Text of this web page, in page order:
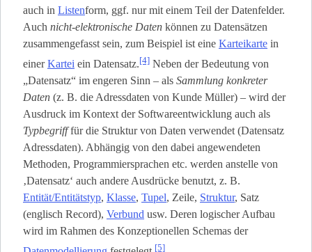
auch in Listen­form, ggf. nur mit einem Teil der Datenfelder.
Auch nicht-elektronische Daten können zu Datensätzen
zusammengefasst sein, zum Beispiel ist eine Karteikarte in
einerKartei ein Datensatz.[4] Neben der Bedeutung von
„Datensatz“ im engeren Sinn – als Sammlung konkreter
Daten (z. B. die Adressdaten von Kunde Müller) – wird der
Ausdruck im Kontext der Softwareentwicklung auch als
Typbegrifffür die Struktur von Daten verwendet (Datensatz
Adressdaten). Abhängig von den dabei angewendeten
Methoden, Programmiersprachen etc. werden anstelle von
‚Datensatz‘ auch andere Ausdrücke benutzt, z. B.
Entität/Entitätstyp, Klasse, Tupel, Zeile, Struktur, Satz
(englisch Record), Verbund usw. Deren logischer Aufbau
wird im Rahmen des Konzeptionellen Schemas der
[5]